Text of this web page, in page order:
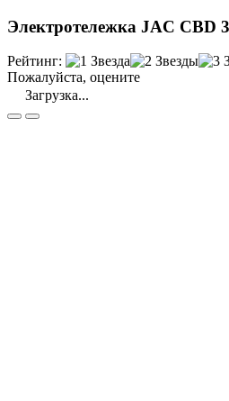
Электротележка JAC CBD
Рейтинг:
Пожалуйста, оцените
Загрузка...